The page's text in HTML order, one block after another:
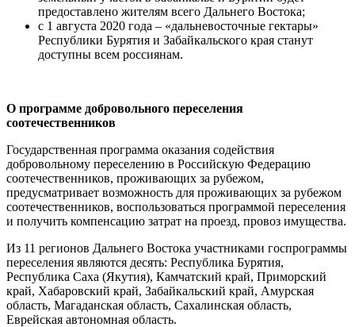
предоставлено жителям всего Дальнего Востока;
с 1 августа 2020 года – «дальневосточные гектары»
Республики Бурятия и Забайкальского края станут
доступны всем россиянам.
О программе добровольного переселения
соотечественников
Государственная программа оказания содействия
добровольному переселению в Российскую Федерацию
соотечественников, проживающих за рубежом,
предусматривает возможность для проживающих за рубежом
соотечественников, воспользоваться программой переселения
и получить компенсацию затрат на проезд, провоз имущества.
Из 11 регионов Дальнего Востока участниками госпрограммы
переселения являются десять: Республика Бурятия,
Республика Саха (Якутия), Камчатский край, Приморский
край, Хабаровский край, Забайкальский край, Амурская
область, Магаданская область, Сахалинская область,
Еврейская автономная область.